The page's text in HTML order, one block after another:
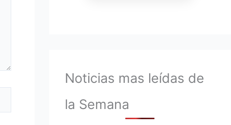
Noticias mas leídas de
la Semana